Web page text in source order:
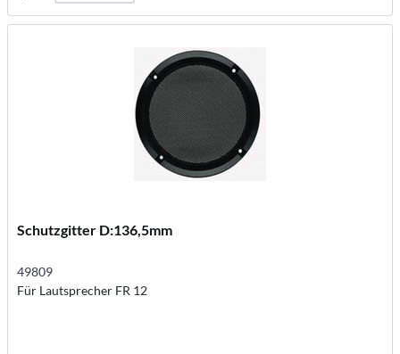
Schutzgitter D:136,5mm
49809
Für Lautsprecher FR 12